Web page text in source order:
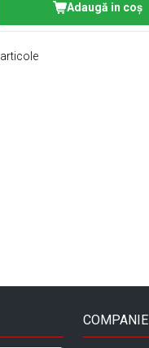
Adaugă in coş
articole
COMPANIE